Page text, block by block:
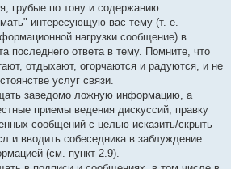
грубые по тону и содержанию.
интересующую вас тему (т. е.
нагрузки сообщение) в
последнего ответа в тему. Помните, что
отдыхают, огорчаются и радуются, и не
услуг связи.
заведомо ложную информацию, а
приемы ведения дискуссий, правку
сообщений с целью исказить/скрыть
и вводить собеседника в заблуждение
(см. пункт 2.9).